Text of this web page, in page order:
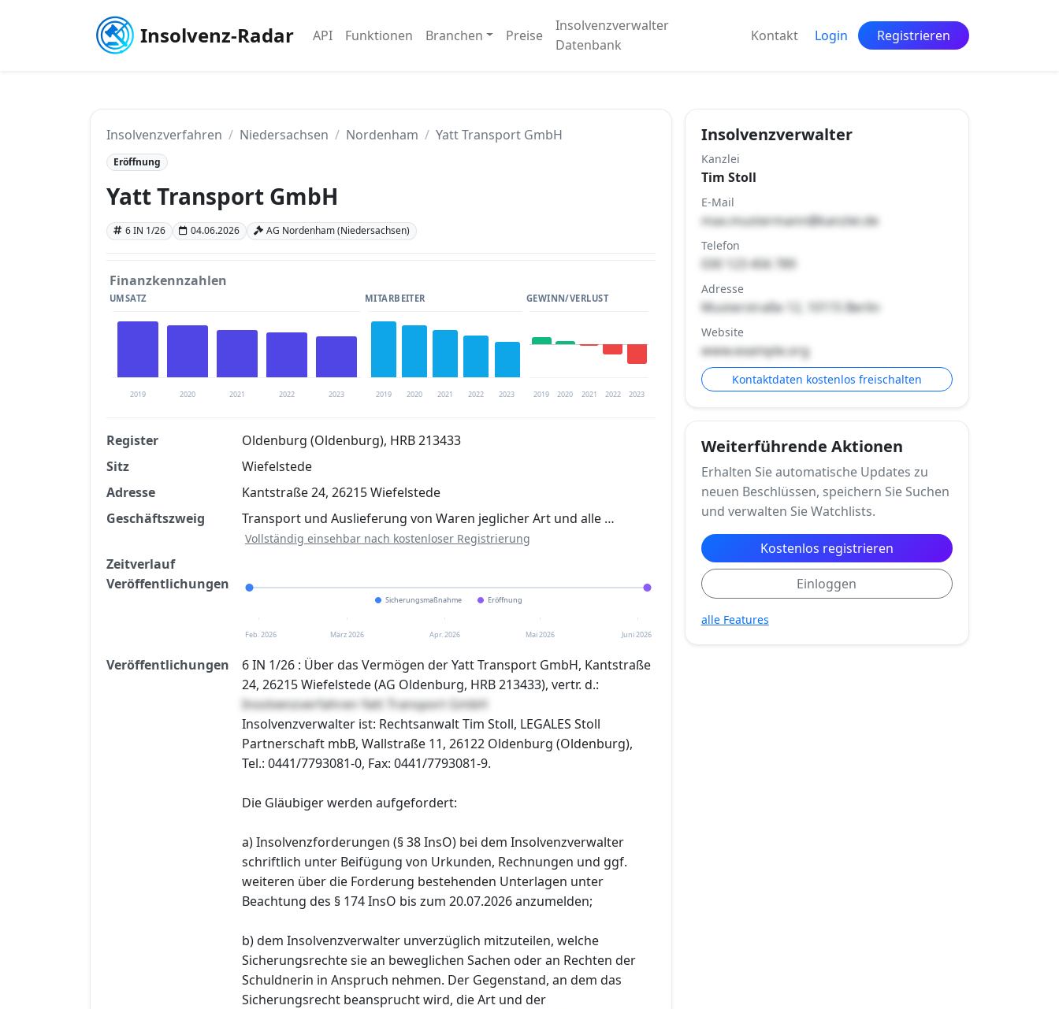
Insolvenz-Radar API Funktionen Branchen Preise
Insolvenzverwalter
Datenbank
Kontakt Login Registrieren
Insolvenzverfahren Niedersachsen Nordenham Yatt Transport GmbH
Eröffnung
Yatt Transport GmbH
6 IN 1/26 04.06.2026 AG Nordenham (Niedersachsen)
Finanzkennzahlen
UMSATZ
2019 2020 2021 2022 2023
MITARBEITER
2019 2020 2021 2022 2023
GEWINN/VERLUST
2019 2020 2021 2022 2023
Finanzkennzahlen nach kostenloser Registrierung verfügbar
Jetzt kostenlos registrieren
Register
Oldenburg (Oldenburg), HRB 213433
Sitz
Wiefelstede
Adresse
Kantstraße 24, 26215 Wiefelstede
Geschäftszweig
Transport und Auslieferung von Waren jeglicher Art und alle …
Vollständig einsehbar nach kostenloser Registrierung
Zeitverlauf
Veröffentlichungen
Sicherungsmaßnahme Eröffnung
Feb. 2026 März 2026 Apr. 2026 Mai 2026 Juni 2026
Veröffentlichungen
6 IN 1/26 : Über das Vermögen der Yatt Transport GmbH, Kantstraße
24, 26215 Wiefelstede (AG Oldenburg, HRB 213433), vertr. d.:
Insolvenzverfahren Yatt Transport GmbH
Insolvenzverwalter ist: Rechtsanwalt Tim Stoll, LEGALES Stoll
Partnerschaft mbB, Wallstraße 11, 26122 Oldenburg (Oldenburg),
Tel.: 0441/7793081-0, Fax: 0441/7793081-9.
Die Gläubiger werden aufgefordert:
a) Insolvenzforderungen (§ 38 InsO) bei dem Insolvenzverwalter
schriftlich unter Beifügung von Urkunden, Rechnungen und ggf.
weiteren über die Forderung bestehenden Unterlagen unter
Beachtung des § 174 InsO bis zum 20.07.2026 anzumelden;
b) dem Insolvenzverwalter unverzüglich mitzuteilen, welche
Sicherungsrechte sie an beweglichen Sachen oder an Rechten der
Schuldnerin in Anspruch nehmen. Der Gegenstand, an dem das
Sicherungsrecht beansprucht wird, die Art und der
Insolvenzverwalter
Kanzlei
Tim Stoll
E-Mail
max.mustermann@kanzlei.de
Telefon
030 123 456 789
Adresse
Musterstraße 12, 10115 Berlin
Website
www.example.org
Kontaktdaten kostenlos freischalten
Weiterführende Aktionen
Erhalten Sie automatische Updates zu
neuen Beschlüssen, speichern Sie Suchen
und verwalten Sie Watchlists.
Kostenlos registrieren
Einloggen
alle Features